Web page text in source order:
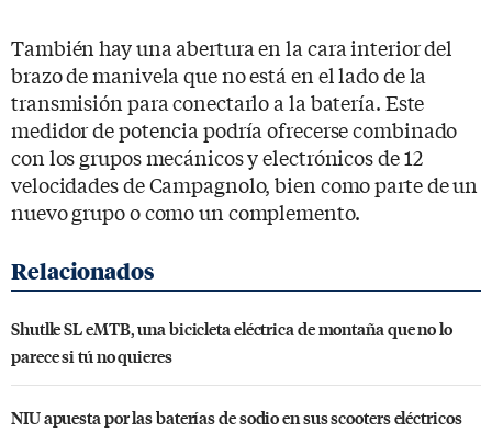
También hay una abertura en la cara interior del
brazo de manivela que no está en el lado de la
transmisión para conectarlo a la batería. Este
medidor de potencia podría ofrecerse combinado
con los grupos mecánicos y electrónicos de 12
velocidades de Campagnolo, bien como parte de un
nuevo grupo o como un complemento.
Shutlle SL eMTB, una bicicleta eléctrica de montaña que no lo
parece si tú no quieres
NIU apuesta por las baterías de sodio en sus scooters eléctricos